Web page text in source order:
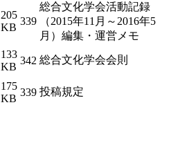
205
KB
339
総合文化学会活動記録
（2015年11月～2016年5
月）編集・運営メモ
133
KB
342 総合文化学会会則
175
KB
339 投稿規定